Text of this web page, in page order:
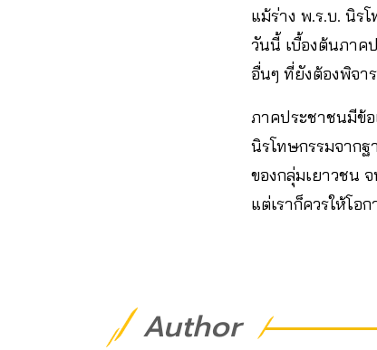
แม้ร่าง พ.ร.บ. นิร
วันนี้ เบื้องต้นภาค
อื่นๆ ที่ยังต้องพิจา
ภาคประชาชนมีข้
นิรโทษกรรมจากฐ
ของกลุ่มเยาวชน
แต่เราก็ควรให้โอ
Author